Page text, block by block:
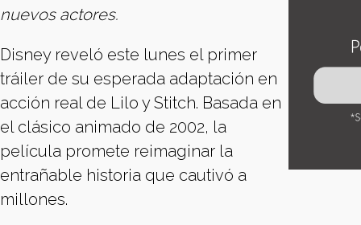
nuevos actores.
Disney reveló este lunes el primer
tráiler de su esperada adaptación en
acción real de Lilo y Stitch. Basada en
el clásico animado de 2002, la
película promete reimaginar la
entrañable historia que cautivó a
millones.